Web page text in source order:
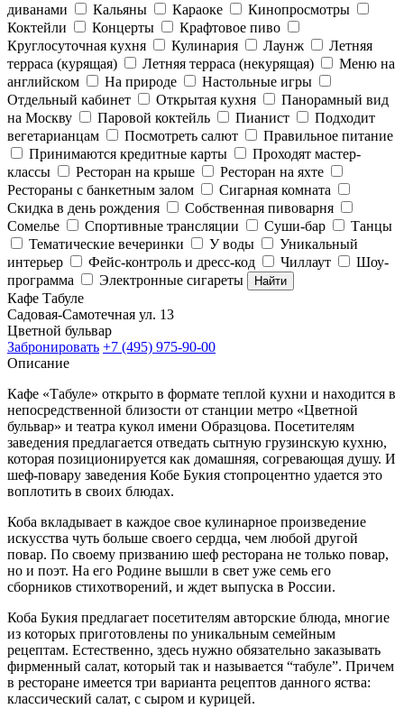
диванами
Кальяны Караоке
Кинопросмотры
Коктейли
Концерты
Крафтовое пиво
Круглосуточная кухня
Кулинария Лаунж
Летняя
терраса (курящая)
Летняя терраса (некурящая)
Меню на
английском
На природе
Настольные игры
Отдельный кабинет
Открытая кухня
Панорамный вид
на Москву
Паровой коктейль Пианист
Подходит
вегетарианцам
Посмотреть салют
Правильное питание
Принимаются кредитные карты
Проходят мастер-
классы
Ресторан на крыше
Ресторан на яхте
Рестораны с банкетным залом
Сигарная комната
Скидка в день рождения
Собственная пивоварня
Сомелье
Спортивные трансляции Суши-бар
Танцы
Тематические вечеринки
У воды
Уникальный
интерьер
Фейс-контроль и дресс-код Чиллаут
Шоу-
программа
Электронные сигареты Найти
Кафе Табуле
Садовая-Самотечная ул. 13
Цветной бульвар
Забронировать +7 (495) 975-90-00
Описание
Кафе «Табуле» открыто в формате теплой кухни и находится в
непосредственной близости от станции метро «Цветной
бульвар» и театра кукол имени Образцова. Посетителям
заведения предлагается отведать сытную грузинскую кухню,
которая позиционируется как домашняя, согревающая душу. И
шеф-повару заведения Кобе Букия стопроцентно удается это
воплотить в своих блюдах.
Коба вкладывает в каждое свое кулинарное произведение
искусства чуть больше своего сердца, чем любой другой
повар. По своему призванию шеф ресторана не только повар,
но и поэт. На его Родине вышли в свет уже семь его
сборников стихотворений, и ждет выпуска в России.
Коба Букия предлагает посетителям авторские блюда, многие
из которых приготовлены по уникальным семейным
рецептам. Естественно, здесь нужно обязательно заказывать
фирменный салат, который так и называется “табуле”. Причем
в ресторане имеется три варианта рецептов данного яства:
классический салат, с сыром и курицей.